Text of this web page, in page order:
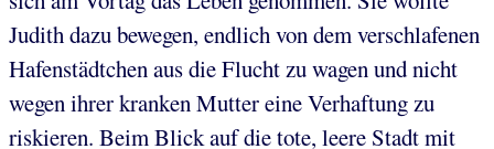
Judith dazu bewegen, endlich von dem verschlafenen
Hafenstädtchen aus die Flucht zu wagen und nicht
wegen ihrer kranken Mutter eine Verhaftung zu
riskieren. Beim Blick auf die tote, leere Stadt mit